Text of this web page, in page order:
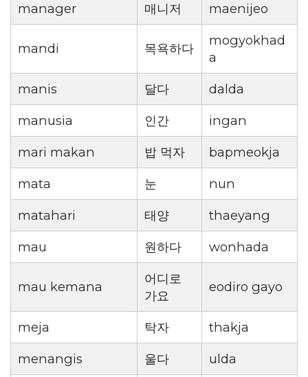
manager
매니저 maenijeo
mandi 목욕하다
mogyokhad
a
manis
달다
dalda
manusia
인간
ingan
mari makan
밥 먹자
bapmeokja
mata
눈
nun
matahari
태양
thaeyang
mau
원하다 wonhada
mau kemana
어디로
가요
eodiro gayo
meja 탁자
thakja
menangis
울다
ulda